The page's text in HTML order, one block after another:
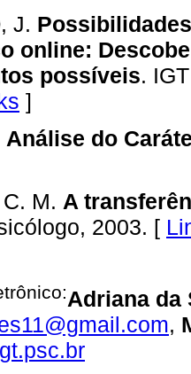
J.
online:
possíveis.
]
Análise do
M. A
2003. [
Adriana da
,